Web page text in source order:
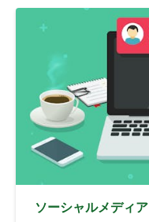
ソーシャルメディア